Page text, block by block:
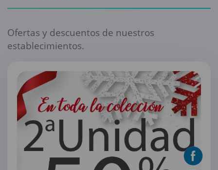
Ofertas y descuentos de nuestros
establecimientos.